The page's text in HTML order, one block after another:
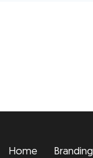
Home Branding